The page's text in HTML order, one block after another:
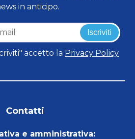
in anticipo.
Iscriviti
accetto la Privacy Policy
Contatti
e amministrativa: